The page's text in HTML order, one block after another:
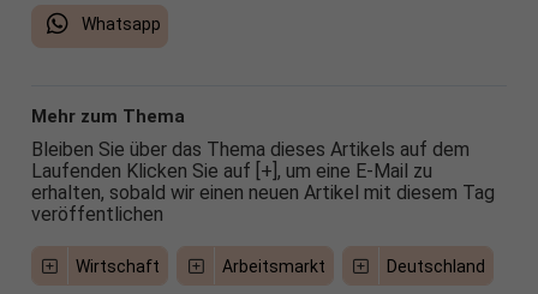
Whatsapp
Mehr zum Thema
Bleiben Sie über das Thema dieses Artikels auf dem
Laufenden Klicken Sie auf [+], um eine E-Mail zu
erhalten, sobald wir einen neuen Artikel mit diesem Tag
veröffentlichen
Wirtschaft Arbeitsmarkt Deutschland